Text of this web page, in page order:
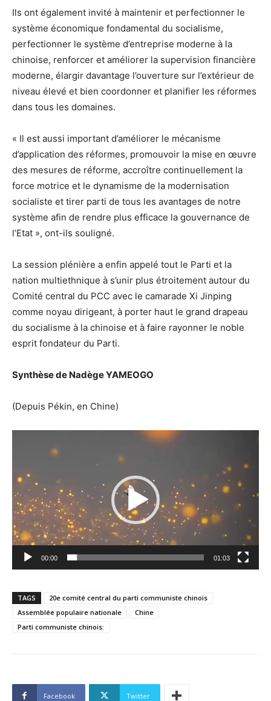
Ils ont également invité à maintenir et perfectionner le
système économique fondamental du socialisme,
perfectionner le système d’entreprise moderne à la
chinoise, renforcer et améliorer la supervision financière
moderne, élargir davantage l’ouverture sur l’extérieur de
niveau élevé et bien coordonner et planifier les réformes
dans tous les domaines.
« Il est aussi important d’améliorer le mécanisme
d’application des réformes, promouvoir la mise en œuvre
des mesures de réforme, accroître continuellement la
force motrice et le dynamisme de la modernisation
socialiste et tirer parti de tous les avantages de notre
système afin de rendre plus efficace la gouvernance de
l’Etat », ont-ils souligné.
La session plénière a enfin appelé tout le Parti et la
nation multiethnique à s’unir plus étroitement autour du
Comité central du PCC avec le camarade Xi Jinping
comme noyau dirigeant, à porter haut le grand drapeau
du socialisme à la chinoise et à faire rayonner le noble
esprit fondateur du Parti.
Synthèse de Nadège YAMEOGO
(Depuis Pékin, en Chine)
Lecteur
00:00 01:03
TAGS
20e comité central du parti communiste chinois
Assemblée populaire nationale
Chine
Parti communiste chinois:
Facebook Twitter